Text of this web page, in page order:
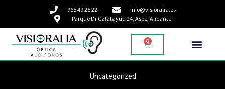
965 49 25 22
info@visioralia.es
Parque Dr Calatayud 24, Aspe, Alicante
0
Uncategorized